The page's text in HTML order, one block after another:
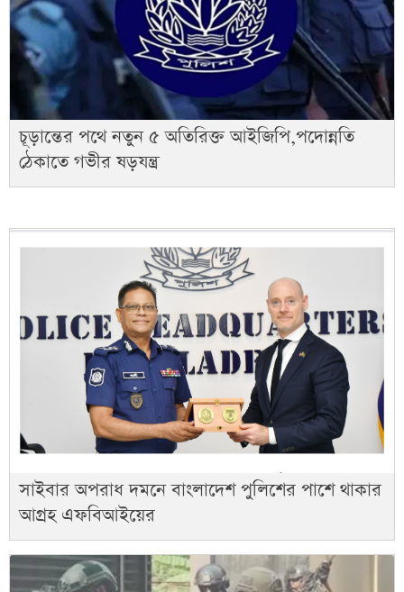
চূড়ান্তের পথে নতুন ৫ অতিরিক্ত আইজিপি,পদোন্নতি
ঠেকাতে গভীর ষড়যন্ত্র
সাইবার অপরাধ দমনে বাংলাদেশ পুলিশের পাশে থাকার
আগ্রহ এফবিআইয়ের